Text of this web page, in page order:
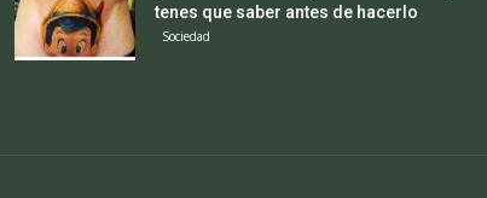
tenes que saber antes de hacerlo
Sociedad